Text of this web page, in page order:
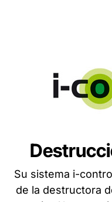
Su sistema i-
de la destructora